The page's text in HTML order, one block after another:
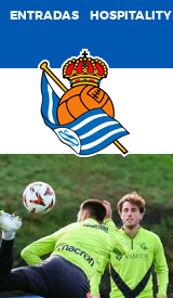
ENTRADAS HOSPITALITY